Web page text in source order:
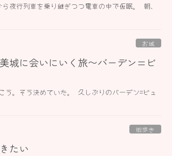
夜行列車を乗り継ぎつつ電車の中で仮眠。 朝、
お城
城に会いにいく旅〜バーデン=ビ
う。そう決めていた。 久しぶりのバーデン=ビュ
街歩き
たい